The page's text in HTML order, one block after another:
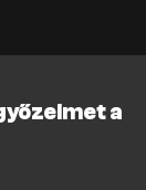
a